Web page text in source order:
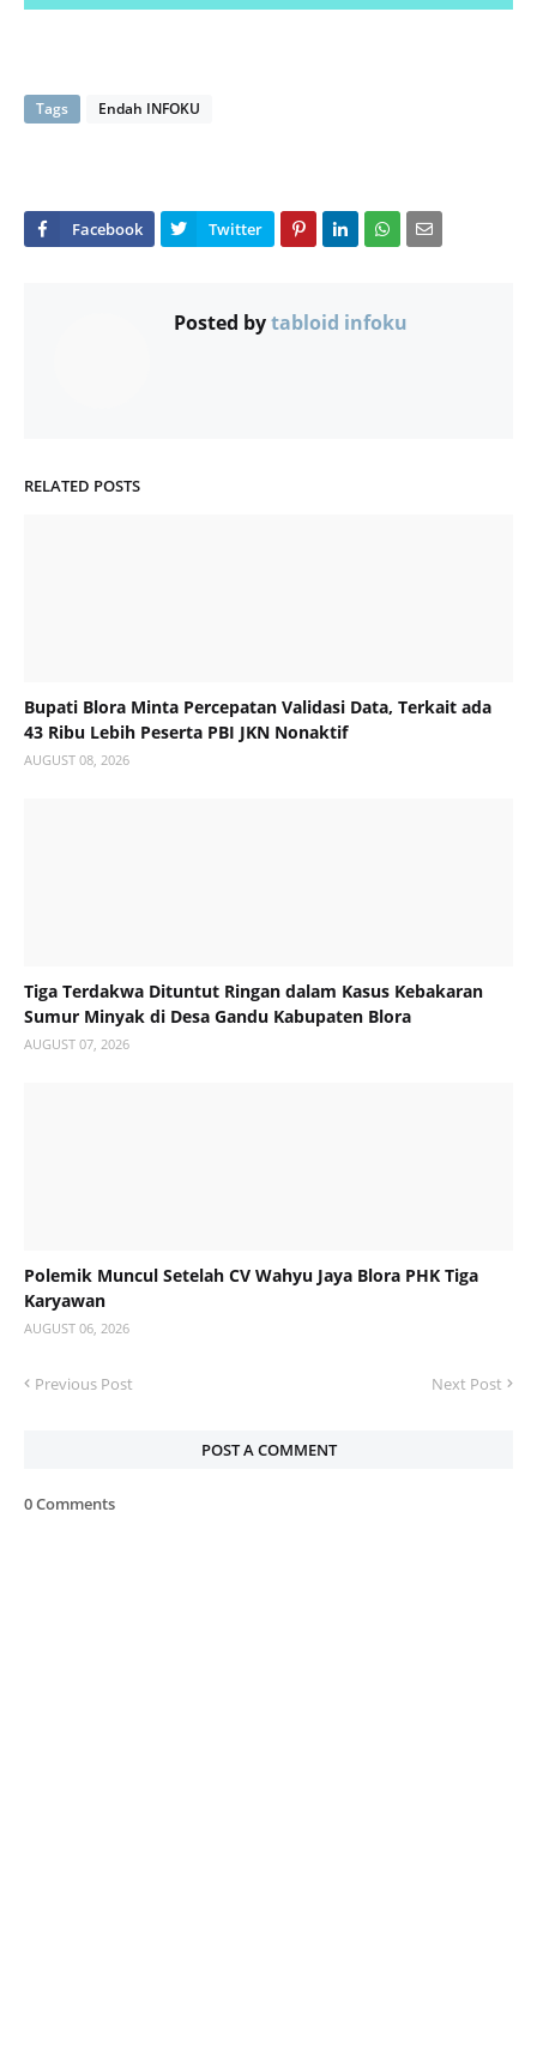
Tags Endah INFOKU
Posted bytabloid infoku
RELATED POSTS
Bupati Blora Minta Percepatan Validasi Data, Terkait ada
43 Ribu Lebih Peserta PBI JKN Nonaktif
AUGUST 08, 2026
Tiga Terdakwa Dituntut Ringan dalam Kasus Kebakaran
Sumur Minyak di Desa Gandu Kabupaten Blora
AUGUST 07, 2026
Polemik Muncul Setelah CV Wahyu Jaya Blora PHK Tiga
Karyawan
AUGUST 06, 2026
Previous Post Next Post
POST A COMMENT
0 Comments